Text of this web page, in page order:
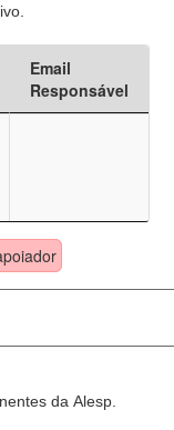
Email
Responsável
da Alesp.